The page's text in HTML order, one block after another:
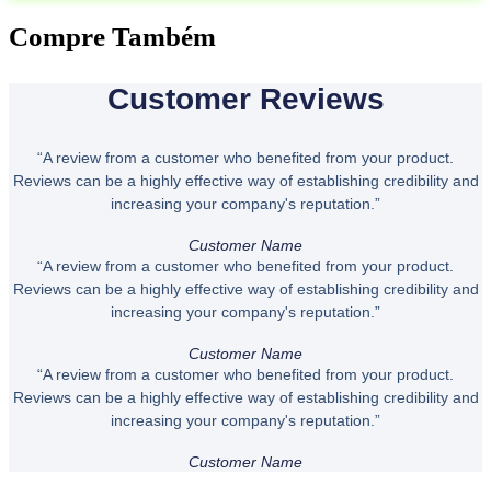
Compre Também
Customer Reviews
“A review from a customer who benefited from your product.
Reviews can be a highly effective way of establishing credibility and
increasing your company's reputation.”
Customer Name
“A review from a customer who benefited from your product.
Reviews can be a highly effective way of establishing credibility and
increasing your company's reputation.”
Customer Name
“A review from a customer who benefited from your product.
Reviews can be a highly effective way of establishing credibility and
increasing your company's reputation.”
Customer Name